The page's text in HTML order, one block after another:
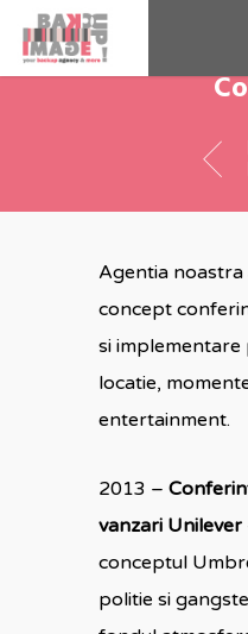
Agentia noastra
concept
si
locatie,
entertainment.
2013 –
vanzari Unilever
conceptul
politie si